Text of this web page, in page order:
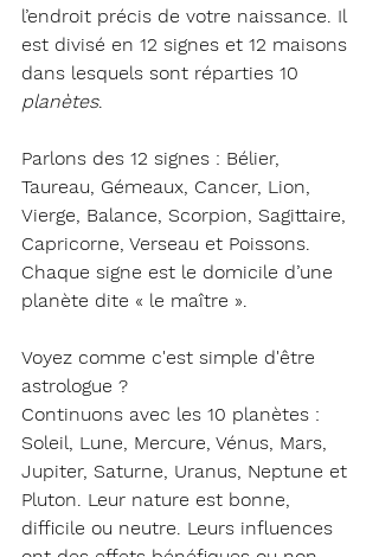
l’endroit précis de votre naissance. Il
est divisé en 12 signes et 12 maisons
dans lesquels sont réparties 10
planètes.
Parlons des 12 signes : Bélier,
Taureau, Gémeaux, Cancer, Lion,
Vierge, Balance, Scorpion, Sagittaire,
Capricorne, Verseau et Poissons.
Chaque signe est le domicile d’une
planète dite « le maître ».
Voyez comme c'est simple d'être
astrologue ?
Continuons avec les 10 planètes :
Soleil, Lune, Mercure, Vénus, Mars,
Jupiter, Saturne, Uranus, Neptune et
Pluton. Leur nature est bonne,
difficile ou neutre. Leurs influences